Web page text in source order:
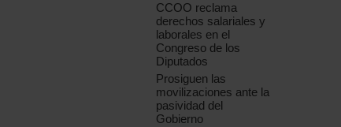
CCOO reclama
derechos salariales y
laborales en el
Congreso de los
Diputados
Prosiguen las
movilizaciones ante la
pasividad del
Gobierno